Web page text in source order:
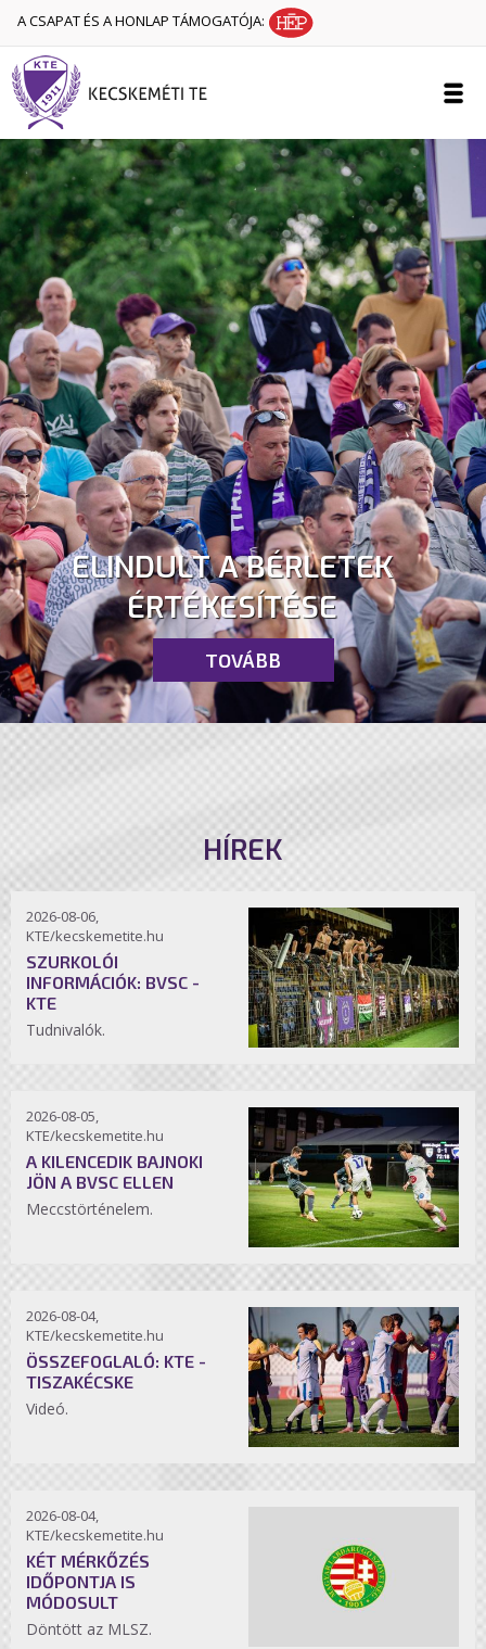
A CSAPAT ÉS A HONLAP TÁMOGATÓJA:
ELINDULT A BÉRLETEK
ÉRTÉKESÍTÉSE
TOVÁBB
HÍREK
2026-08-06,
KTE/kecskemetite.hu
SZURKOLÓI
INFORMÁCIÓK: BVSC -
KTE
Tudnivalók.
2026-08-05,
KTE/kecskemetite.hu
A KILENCEDIK BAJNOKI
JÖN A BVSC ELLEN
Meccstörténelem.
2026-08-04,
KTE/kecskemetite.hu
ÖSSZEFOGLALÓ: KTE -
TISZAKÉCSKE
Videó.
2026-08-04,
KTE/kecskemetite.hu
KÉT MÉRKŐZÉS
IDŐPONTJA IS
MÓDOSULT
Döntött az MLSZ.